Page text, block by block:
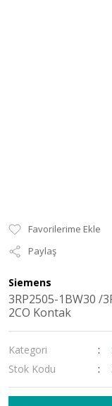
Paylaş
Siemens
3RP2505-1BW30 /
2CO Kontak
Kategori
Stok Kodu